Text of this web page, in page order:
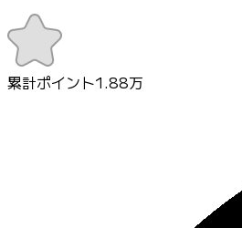
累計ポイント1.88万